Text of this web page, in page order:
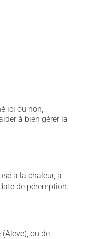
ici ou non,
à bien gérer la
à la chaleur, à
de péremption.
ou de